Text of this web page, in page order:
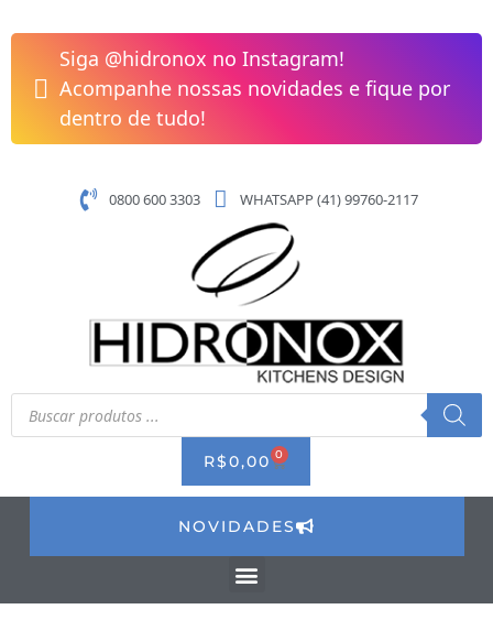
para
conteúdo
Siga @hidronox no Instagram!
Acompanhe nossas novidades e fique por
dentro de tudo!
0800 600 3303 WHATSAPP (41) 99760-2117
Pesquisar
produtos
R$0,00 0 CART
NOVIDADES